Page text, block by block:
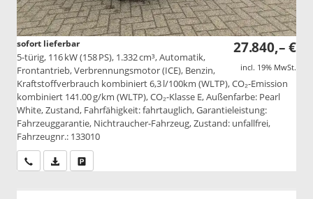
27.840,– €
incl. 19% MwSt.
sofort lieferbar
5-türig, 116 kW (158 PS), 1.332 cm³, Automatik,
Frontantrieb, Verbrennungsmotor (ICE), Benzin,
Kraftstoffverbrauch kombiniert 6,3 l/100km (WLTP), CO₂-Emission
kombiniert 141.00 g/km (WLTP), CO₂-Klasse E, Außenfarbe: Pearl
White, Zustand, Fahrfähigkeit: fahrtauglich, Garantieleistung:
Fahrzeuggarantie, Nichtraucher-Fahrzeug, Zustand: unfallfrei,
Fahrzeugnr.: 133010
Wir rufen Sie anPDF-Datei, Fahrzeugexposé drucken